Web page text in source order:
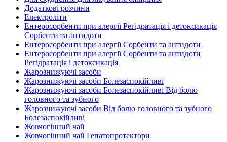
Додаткові розчини
Електроліти
Ентеросорбенти при алергії Регідратація і детоксикація
Сорбенти та антидоти
Ентеросорбенти при алергії Сорбенти та антидоти
Ентеросорбенти при алергії Сорбенти та антидоти
Регідратація і детоксикація
Жарознижуючі засоби
Жарознижуючі засоби Болезаспокійливі
Жарознижуючі засоби Болезаспокійливі Від болю
головного та зубного
Жарознижуючі засоби Від болю головного та зубного
Болезаспокійливі
Жовчогінний чай
Жовчогінний чай Гепатопротектори